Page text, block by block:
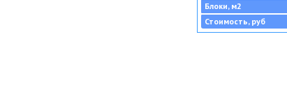
Блоки, м2
Стоимость, руб